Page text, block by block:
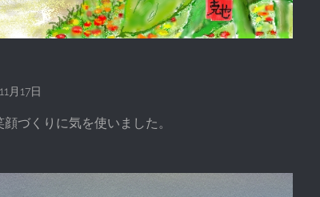
月17日
づくりに気を使いました。